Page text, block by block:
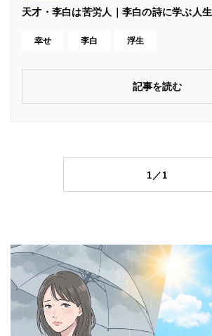
天才・李白は苦労人｜李白の詩に学ぶ人生
幸せ 李白 浮生
記事を読む
1／1